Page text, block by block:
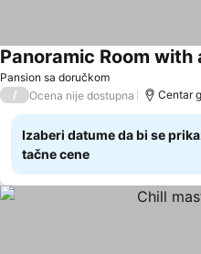
Pansion sa doručkom
Pogledaj cene
/ Ocena nije dostupna Centar
Izaberi datume da bi se
tačne cene